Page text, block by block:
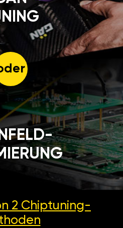
2 Chiptuning-